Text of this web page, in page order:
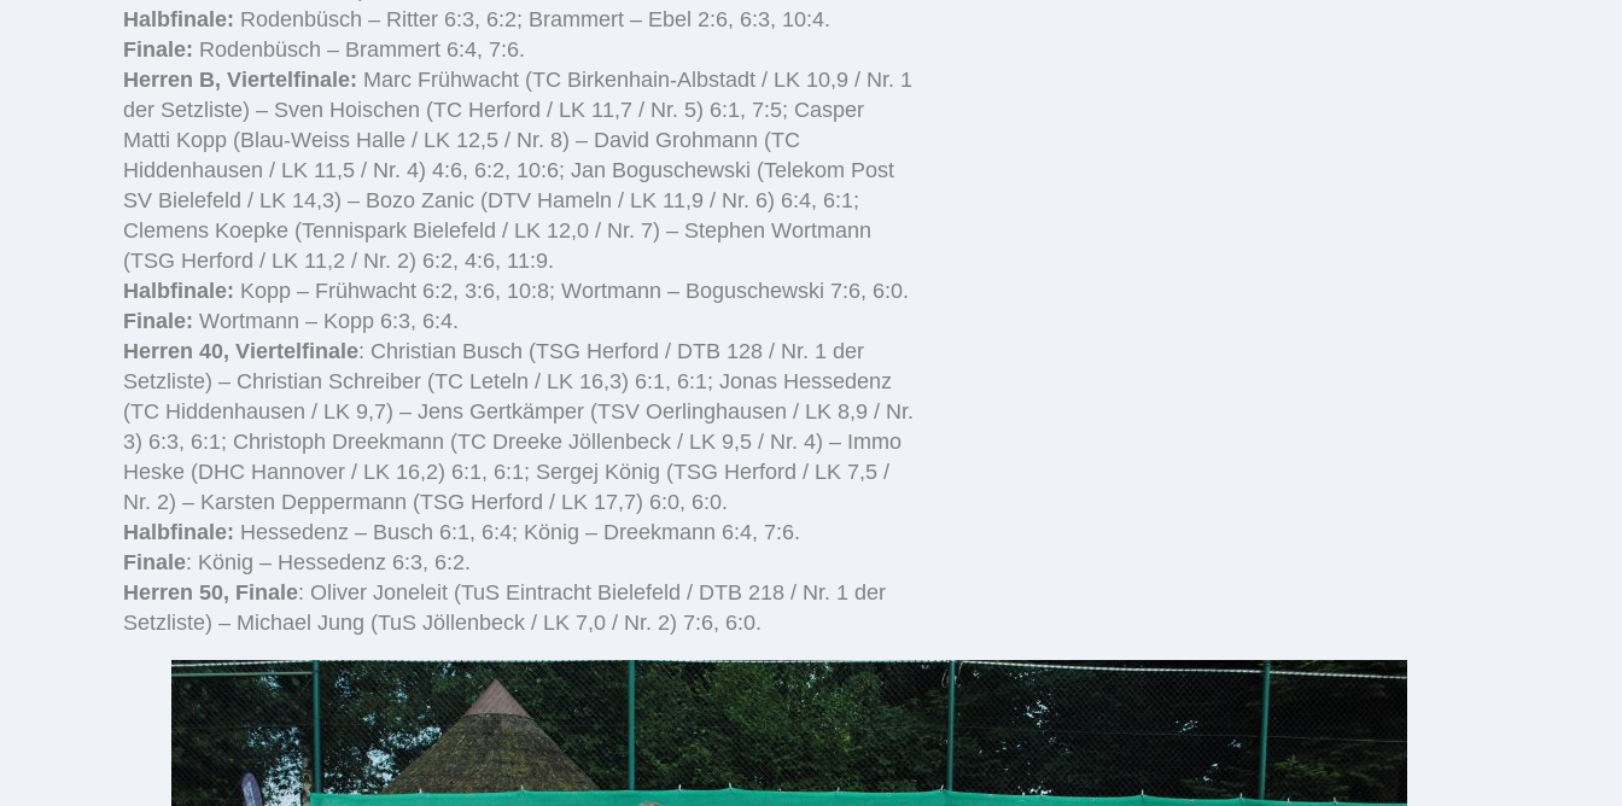
Halbfinale: Rodenbüsch – Ritter 6:3, 6:2; Brammert – Ebel 2:6, 6:3, 10:4.
Finale: Rodenbüsch – Brammert 6:4, 7:6.
Herren B, Viertelfinale: Marc Frühwacht (TC Birkenhain-Albstadt / LK 10,9 / Nr. 1
der Setzliste) – Sven Hoischen (TC Herford / LK 11,7 / Nr. 5) 6:1, 7:5; Casper
Matti Kopp (Blau-Weiss Halle / LK 12,5 / Nr. 8) – David Grohmann (TC
Hiddenhausen / LK 11,5 / Nr. 4) 4:6, 6:2, 10:6; Jan Boguschewski (Telekom Post
SV Bielefeld / LK 14,3) – Bozo Zanic (DTV Hameln / LK 11,9 / Nr. 6) 6:4, 6:1;
Clemens Koepke (Tennispark Bielefeld / LK 12,0 / Nr. 7) – Stephen Wortmann
(TSG Herford / LK 11,2 / Nr. 2) 6:2, 4:6, 11:9.
Halbfinale: Kopp – Frühwacht 6:2, 3:6, 10:8; Wortmann – Boguschewski 7:6, 6:0.
Finale: Wortmann – Kopp 6:3, 6:4.
Herren 40, Viertelfinale: Christian Busch (TSG Herford / DTB 128 / Nr. 1 der
Setzliste) – Christian Schreiber (TC Leteln / LK 16,3) 6:1, 6:1; Jonas Hessedenz
(TC Hiddenhausen / LK 9,7) – Jens Gertkämper (TSV Oerlinghausen / LK 8,9 / Nr.
3) 6:3, 6:1; Christoph Dreekmann (TC Dreeke Jöllenbeck / LK 9,5 / Nr. 4) – Immo
Heske (DHC Hannover / LK 16,2) 6:1, 6:1; Sergej König (TSG Herford / LK 7,5 /
Nr. 2) – Karsten Deppermann (TSG Herford / LK 17,7) 6:0, 6:0.
Halbfinale: Hessedenz – Busch 6:1, 6:4; König – Dreekmann 6:4, 7:6.
Finale: König – Hessedenz 6:3, 6:2.
Herren 50, Finale: Oliver Joneleit (TuS Eintracht Bielefeld / DTB 218 / Nr. 1 der
Setzliste) – Michael Jung (TuS Jöllenbeck / LK 7,0 / Nr. 2) 7:6, 6:0.